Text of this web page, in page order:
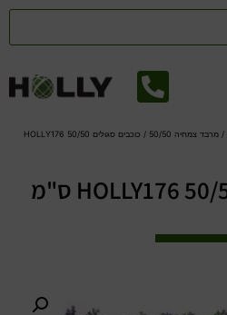
/ מרבד צמחיה 50/50
/ כוכבים סגולים HOLLY176 50/50